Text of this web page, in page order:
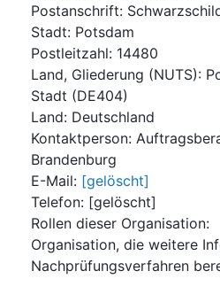
Postanschrift:
Stadt: Potsdam
Postleitzahl: 14480
Land, Gliederung (NUTS):
Stadt (DE404)
Land: Deutschland
Kontaktperson:
Brandenburg
E-Mail: [gelöscht]
Telefon: [gelöscht]
Rollen dieser Organisation:
Organisation, die weitere
Nachprüfungsverfahren